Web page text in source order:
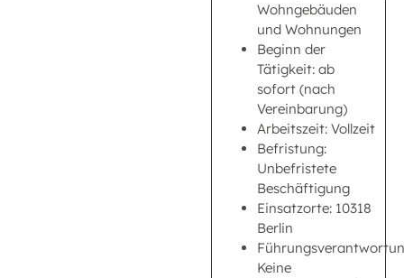
Wohngebäuden
und Wohnungen
Beginn der
Tätigkeit: ab
sofort (nach
Vereinbarung)
Arbeitszeit: Vollzeit
Befristung:
Unbefristete
Beschäftigung
Einsatzorte: 10318
Berlin
Keine